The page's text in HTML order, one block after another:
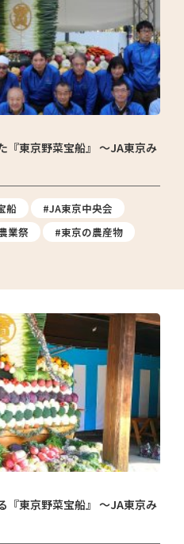
『東京野菜宝船』 ～JA東京み
船
#JA東京中央会
業祭 #東京の農産物
『東京野菜宝船』 ～JA東京み